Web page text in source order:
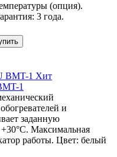
(опция).
3 года.
Хит
1
и
заданную
+30°С. Максимальная
работы. Цвет: белый